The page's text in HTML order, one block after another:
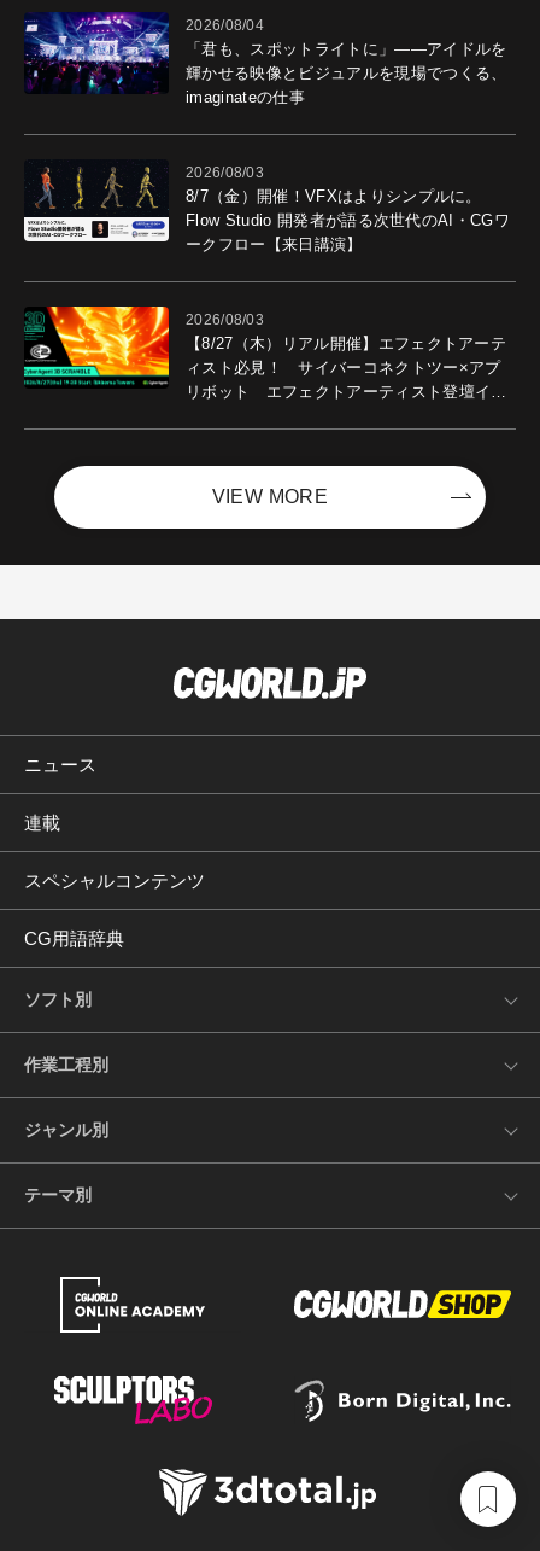
2026/08/04
「君も、スポットライトに」――アイドルを
輝かせる映像とビジュアルを現場でつくる、
imaginateの仕事
2026/08/03
8/7（金）開催！VFXはよりシンプルに。
Flow Studio 開発者が語る次世代のAI・CGワ
ークフロー【来日講演】
2026/08/03
【8/27（木）リアル開催】エフェクトアーテ
ィスト必見！ サイバーコネクトツー×アプ
リボット エフェクトアーティスト登壇イベ
VIEW MORE
ニュース
連載
スペシャルコンテンツ
CG用語辞典
ソフト別
作業工程別
ジャンル別
テーマ別